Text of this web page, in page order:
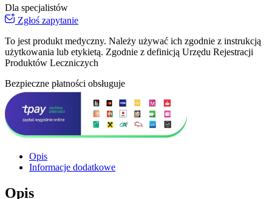
Dla specjalistów
Zgłoś zapytanie
To jest produkt medyczny. Należy używać ich zgodnie z instrukcją
użytkowania lub etykietą. Zgodnie z definicją Urzędu Rejestracji
Produktów Leczniczych
Bezpieczne płatności obsługuje
Opis
Informacje dodatkowe
Opis